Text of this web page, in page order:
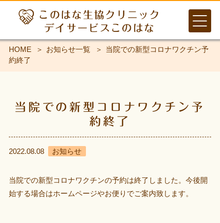
HOME お知らせ一覧
当院での新型コロナワクチン予
約終了
当院での新型コロナワクチン予
約終了
2022.08.08 お知らせ
当院での新型コロナワクチンの予約は終了しました。今後開
始する場合はホームページやお便りでご案内致します。